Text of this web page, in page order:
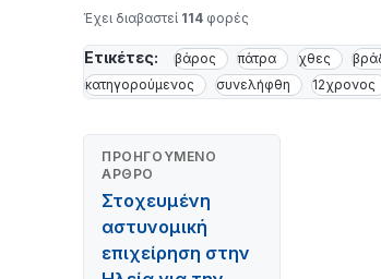
Έχει διαβαστεί 114 φορές
Ετικέτες: βάρος πάτρα χθες
κατηγορούμενος
συνελήφθη 12χρονος
ΠΡΟΗΓΟΎΜΕΝΟ
ΆΡΘΡΟ
Στοχευμένη
αστυνομική
επιχείρηση στην